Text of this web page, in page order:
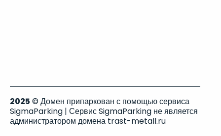
2025 © Домен припаркован с помощью сервиса
SigmaParking | Сервис SigmaParking не является
администратором домена trast-metall.ru